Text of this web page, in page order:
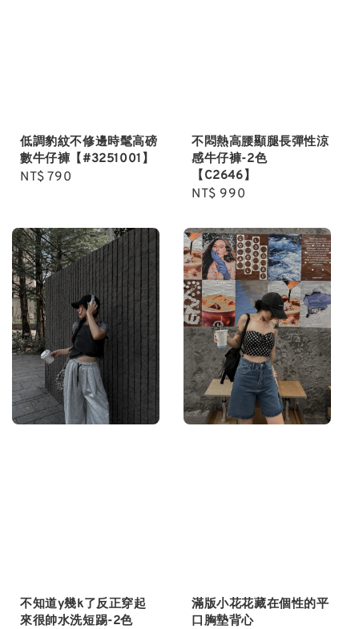
低調豹紋不修邊時髦高磅
數牛仔褲【#3251001】
Regular
NT$ 790
不悶熱高腰顯腿長彈性涼
感牛仔褲-2色
【C2646】
Regular
NT$ 990
不知道y幾k了反正穿起
來很帥水洗短踢-2色
滿版小花花藏在個性的平
口胸墊背心